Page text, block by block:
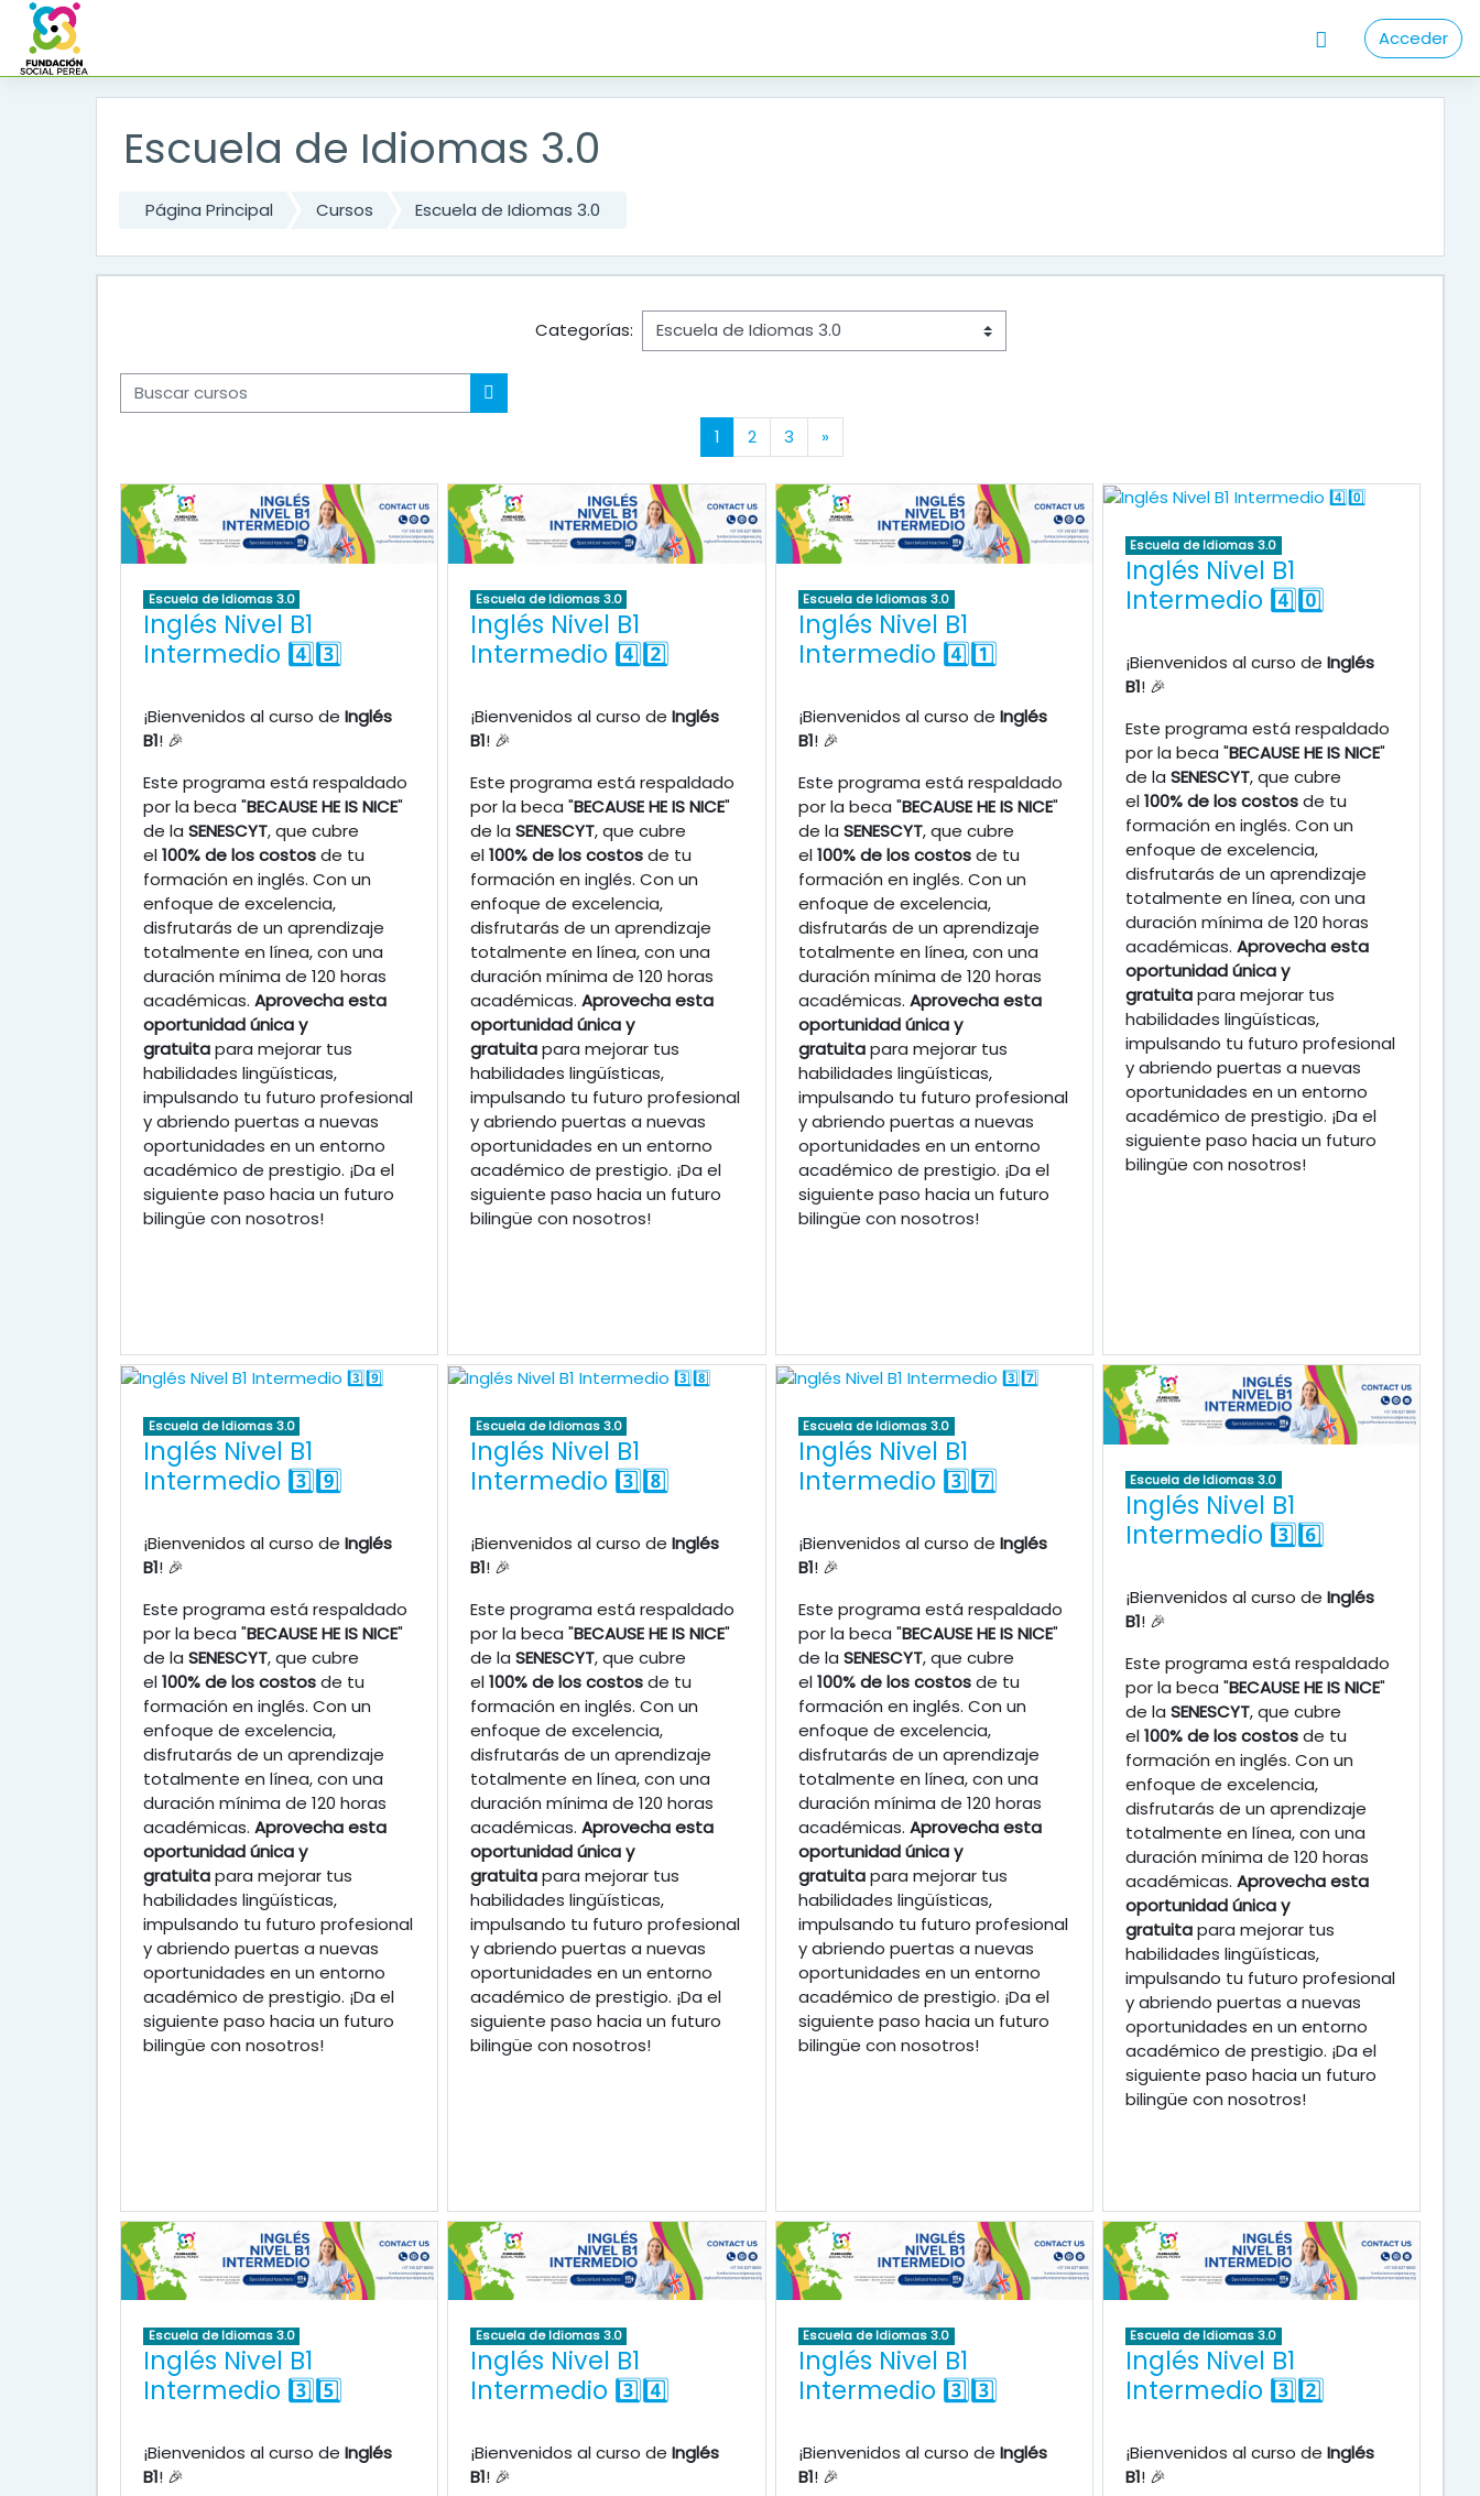
Acceder
Salta al contenido principal
Escuela de Idiomas 3.0
Página Principal Cursos Escuela de Idiomas 3.0
Categorías:
Buscar cursos
Buscar cursos
1 (actual)
2 3 »Siguiente página
Escuela de Idiomas 3.0
Inglés Nivel B1
Intermedio 4️⃣3️⃣
¡Bienvenidos al curso de Inglés
B1! 🎉
Este programa está respaldado
por la beca "BECAUSE HE IS NICE"
de la SENESCYT, que cubre
el100% de los costosde tu
formación en inglés. Con un
enfoque de excelencia,
disfrutarás de un aprendizaje
totalmente en línea, con una
duración mínima de 120 horas
académicas. Aprovecha esta
oportunidad única y
gratuitapara mejorar tus
habilidades lingüísticas,
impulsando tu futuro profesional
y abriendo puertas a nuevas
oportunidades en un entorno
académico de prestigio. ¡Da el
siguiente paso hacia un futuro
bilingüe con nosotros!
Escuela de Idiomas 3.0
Inglés Nivel B1
Intermedio 4️⃣2️⃣
¡Bienvenidos al curso deInglés
B1! 🎉
Este programa está respaldado
por la beca "BECAUSE HE IS NICE"
de laSENESCYT, que cubre
el100% de los costosde tu
formación en inglés. Con un
enfoque de excelencia,
disfrutarás de un aprendizaje
totalmente en línea, con una
duración mínima de 120 horas
académicas.Aprovecha esta
oportunidad única y
gratuitapara mejorar tus
habilidades lingüísticas,
impulsando tu futuro profesional
y abriendo puertas a nuevas
oportunidades en un entorno
académico de prestigio. ¡Da el
siguiente paso hacia un futuro
bilingüe con nosotros!
Escuela de Idiomas 3.0
Inglés Nivel B1
Intermedio 4️⃣1️⃣
¡Bienvenidos al curso de Inglés
B1! 🎉
Este programa está respaldado
por la beca "BECAUSE HE IS NICE"
de la SENESCYT, que cubre
el100% de los costosde tu
formación en inglés. Con un
enfoque de excelencia,
disfrutarás de un aprendizaje
totalmente en línea, con una
duración mínima de 120 horas
académicas. Aprovecha esta
oportunidad única y
gratuitapara mejorar tus
habilidades lingüísticas,
impulsando tu futuro profesional
y abriendo puertas a nuevas
oportunidades en un entorno
académico de prestigio. ¡Da el
siguiente paso hacia un futuro
bilingüe con nosotros!
Escuela de Idiomas 3.0
Inglés Nivel B1
Intermedio 4️⃣0️⃣
¡Bienvenidos al curso de Inglés
B1! 🎉
Este programa está respaldado
por la beca "BECAUSE HE IS NICE"
de la SENESCYT, que cubre
el100% de los costosde tu
formación en inglés. Con un
enfoque de excelencia,
disfrutarás de un aprendizaje
totalmente en línea, con una
duración mínima de 120 horas
académicas. Aprovecha esta
oportunidad única y
gratuitapara mejorar tus
habilidades lingüísticas,
impulsando tu futuro profesional
y abriendo puertas a nuevas
oportunidades en un entorno
académico de prestigio. ¡Da el
siguiente paso hacia un futuro
bilingüe con nosotros!
Escuela de Idiomas 3.0
Inglés Nivel B1
Intermedio 3️⃣9️⃣
¡Bienvenidos al curso de Inglés
B1! 🎉
Este programa está respaldado
por la beca "BECAUSE HE IS NICE"
de la SENESCYT, que cubre
el100% de los costosde tu
formación en inglés. Con un
enfoque de excelencia,
disfrutarás de un aprendizaje
totalmente en línea, con una
duración mínima de 120 horas
académicas. Aprovecha esta
oportunidad única y
gratuitapara mejorar tus
habilidades lingüísticas,
impulsando tu futuro profesional
y abriendo puertas a nuevas
oportunidades en un entorno
académico de prestigio. ¡Da el
siguiente paso hacia un futuro
bilingüe con nosotros!
Escuela de Idiomas 3.0
Inglés Nivel B1
Intermedio 3️⃣8️⃣
¡Bienvenidos al curso deInglés
B1! 🎉
Este programa está respaldado
por la beca "BECAUSE HE IS NICE"
de laSENESCYT, que cubre
el100% de los costosde tu
formación en inglés. Con un
enfoque de excelencia,
disfrutarás de un aprendizaje
totalmente en línea, con una
duración mínima de 120 horas
académicas.Aprovecha esta
oportunidad única y
gratuitapara mejorar tus
habilidades lingüísticas,
impulsando tu futuro profesional
y abriendo puertas a nuevas
oportunidades en un entorno
académico de prestigio. ¡Da el
siguiente paso hacia un futuro
bilingüe con nosotros!
Escuela de Idiomas 3.0
Inglés Nivel B1
Intermedio 3️⃣7️⃣
¡Bienvenidos al curso de Inglés
B1! 🎉
Este programa está respaldado
por la beca "BECAUSE HE IS NICE"
de la SENESCYT, que cubre
el100% de los costosde tu
formación en inglés. Con un
enfoque de excelencia,
disfrutarás de un aprendizaje
totalmente en línea, con una
duración mínima de 120 horas
académicas. Aprovecha esta
oportunidad única y
gratuitapara mejorar tus
habilidades lingüísticas,
impulsando tu futuro profesional
y abriendo puertas a nuevas
oportunidades en un entorno
académico de prestigio. ¡Da el
siguiente paso hacia un futuro
bilingüe con nosotros!
Escuela de Idiomas 3.0
Inglés Nivel B1
Intermedio 3️⃣6️⃣
¡Bienvenidos al curso de Inglés
B1! 🎉
Este programa está respaldado
por la beca "BECAUSE HE IS NICE"
de la SENESCYT, que cubre
el100% de los costosde tu
formación en inglés. Con un
enfoque de excelencia,
disfrutarás de un aprendizaje
totalmente en línea, con una
duración mínima de 120 horas
académicas. Aprovecha esta
oportunidad única y
gratuitapara mejorar tus
habilidades lingüísticas,
impulsando tu futuro profesional
y abriendo puertas a nuevas
oportunidades en un entorno
académico de prestigio. ¡Da el
siguiente paso hacia un futuro
bilingüe con nosotros!
Escuela de Idiomas 3.0
Inglés Nivel B1
Intermedio 3️⃣5️⃣
¡Bienvenidos al curso de Inglés
B1! 🎉
Escuela de Idiomas 3.0
Inglés Nivel B1
Intermedio 3️⃣4️⃣
¡Bienvenidos al curso deInglés
B1! 🎉
Escuela de Idiomas 3.0
Inglés Nivel B1
Intermedio 3️⃣3️⃣
¡Bienvenidos al curso de Inglés
B1! 🎉
Escuela de Idiomas 3.0
Inglés Nivel B1
Intermedio 3️⃣2️⃣
¡Bienvenidos al curso de Inglés
B1! 🎉